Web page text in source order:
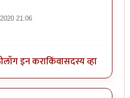
21:06
लॉग इन कराकिंवासदस्य व्हा